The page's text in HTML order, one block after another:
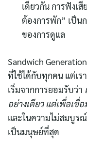
เดียวกัน การฟังเ
ต้องการพัก” เป็น
ของการดูแล
Sandwich
ที่ใช้ได้กับทุกคน แต่เร
เริ่มจากการยอมรับว่า
อย่างเดียว แต่เพื่อเชื่
และในความไม่สมบูร
เป็นมนุษย์ที่สุด